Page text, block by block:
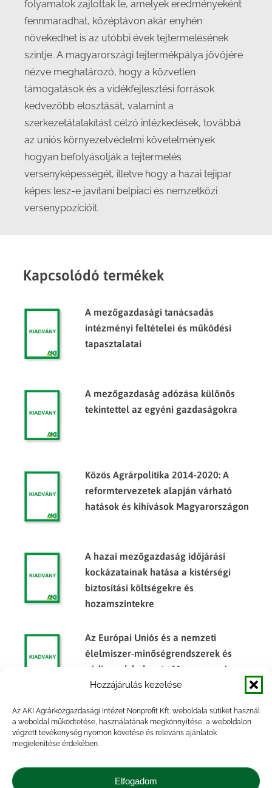
Hozzájárulás kezelése
Az AKI Agrárközgazdasági Intézet Nonprofit Kft. weboldala sütiket használ
a weboldal működtetése, használatának megkönnyítése, a weboldalon
végzett tevékenység nyomon követése és releváns ajánlatok
megjelenítése érdekében.
Elfogadom
folyamatok zajlottak le, amelyek eredményeként
fennmaradhat, középtávon akár enyhén
növekedhet is az utóbbi évek tejtermelésének
szintje. A magyarországi tejtermékpálya jövőjére
nézve meghatározó, hogy a közvetlen
támogatások és a vidékfejlesztési források
kedvezőbb elosztását, valamint a
szerkezetátalakítást célzó intézkedések, továbbá
az uniós környezetvédelmi követelmények
hogyan befolyásolják a tejtermelés
versenyképességét, illetve hogy a hazai tejipar
képes lesz-e javítani belpiaci és nemzetközi
versenypozícióit.
Kapcsolódó termékek
A mezőgazdasági tanácsadás
intézményi feltételei és működési
tapasztalatai
A mezőgazdaság adózása különös
tekintettel az egyéni gazdaságokra
Közös Agrárpolitika 2014-2020: A
reformtervezetek alapján várható
hatások és kihívások Magyarországon
A hazai mezőgazdaság időjárási
kockázatainak hatása a kistérségi
biztosítási költségekre és
hozamszintekre
Az Európai Uniós és a nemzeti
élelmiszer-minőségrendszerek és
védjegyek helyzete Magyarországon
Pénzügyi eszközök alkalmazása az
élelmiszergazdaságban